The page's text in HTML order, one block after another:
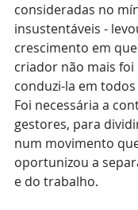
consideradas no
insustentáveis -
crescimento em
criador não mais foi
conduzi-la em
Foi necessária a
gestores, para
num movimento
oportunizou a
e do trabalho.